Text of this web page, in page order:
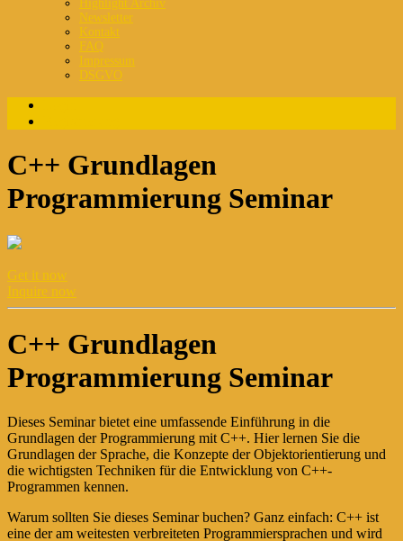
Highlight Archiv
Newsletter
Kontakt
FAQ
Impressum
DSGVO
C++ Grundlagen
Programmierung Seminar
Get it now
Inquire now
C++ Grundlagen
Programmierung Seminar
Dieses Seminar bietet eine umfassende Einführung in die
Grundlagen der Programmierung mit C++. Hier lernen Sie die
Grundlagen der Sprache, die Konzepte der Objektorientierung und
die wichtigsten Techniken für die Entwicklung von C++-
Programmen kennen.
Warum sollten Sie dieses Seminar buchen? Ganz einfach: C++ ist
eine der am weitesten verbreiteten Programmiersprachen und wird